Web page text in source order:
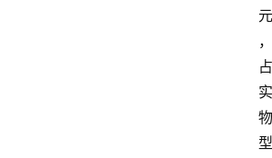
元
，
占
实
物
型